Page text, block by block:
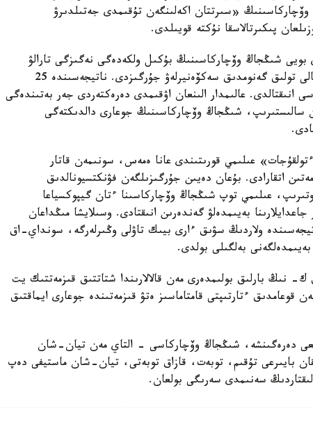
وۆچاركاسىنىڭ «سىرتتان اكەلىنگەن تۇقىمدى جەتىلدىرۋ
پىكىرتالاسقا نۇكتە قويىلدى.
بويى شىڭجاڭ وۆچاركاسىنىڭ بۇكىل ولكەدەگى نەگىزگى تارالۋ
ايماقتارىن ارالاپ، 109 داراباسقا جوعارى ساپالى تولىق گەنومدىق سەكۆەنيرلەۋ جۇرگىزدى. ناتيجەسىندە 25
انىقتالدى. عالىمدار الىنعان اۋقىمدى دەرەكتەردى جەر بەتىندەگى
سالىستىرىپ، شىڭجاڭ وۆچاركاسىنىڭ جوعارى دالدىكتەگى
عىلىمي قورىتىندى عانا ەمەس، سونىمەن قاتار
اتقارادى. بۇعان دەيىن جۇرگىزىلگەن فۋنكتسيونالدىق
عىلىمي توپ شىڭجاڭ وۆچاركاسىنا ءتان گيپوكسياعا
بەيىمدەلۋ گەندەرىن انىقتادى. وسىلايشا مىڭداعان
ولاردىڭ سۋىق ءارى بيىك تاۋلى وڭىرلەرگە، سونداي-اق
بەلگىلى بولدى.
نىڭ بارلىق بولىمدەرى مەن قالالارىندا شتاتتىق قىزمەتتىك يت
قوعامدىق ءتارتىپتى قامتاماسىز ەتۋ قىزمەتىندە جوعارى ايماقتىق
دەرەگىنشە، شىڭجاڭ وۆچاركاسى - التاي مەن تيان-شان
بايىرعى تۇقىم، توبەت، قازاق توبەتى، تيان-شان ماستيفى دەپ
سەنىمدى سەرىگى بولعان.